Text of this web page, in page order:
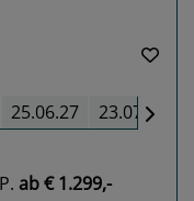
25.06.27 23.07.27
ab€ 1.299,-